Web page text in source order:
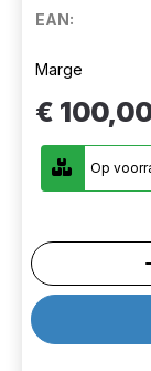
EAN:
Marge
€
Op